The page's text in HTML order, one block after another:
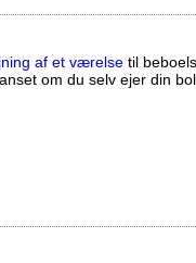
af et værelse til
om du selv ejer din